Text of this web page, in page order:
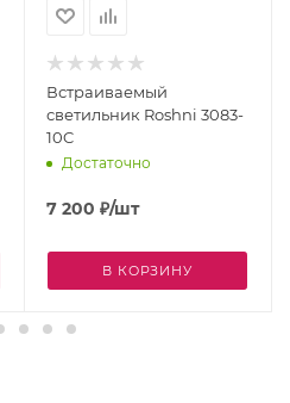
Встраиваемый
светильник Roshni 3083-
10C
Достаточно
7 200 ₽/шт
В КОРЗИНУ